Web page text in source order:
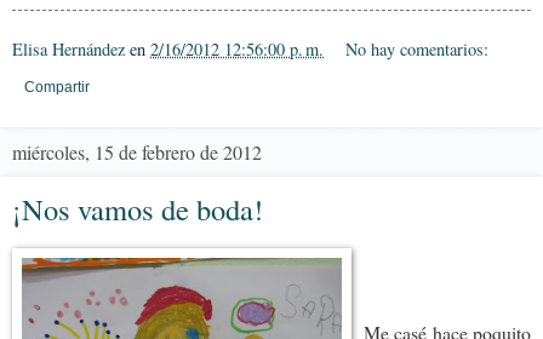
Elisa Hernández en 2/16/2012 12:56:00 p. m. No hay comentarios:
Compartir
miércoles, 15 de febrero de 2012
¡Nos vamos de boda!
Me casé hace poquito